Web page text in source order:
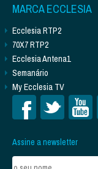
MARCA ECCLESIA
Ecclesia RTP2
70X7 RTP2
Ecclesia Antena1
Semanário
My Ecclesia TV
Assine a newsletter